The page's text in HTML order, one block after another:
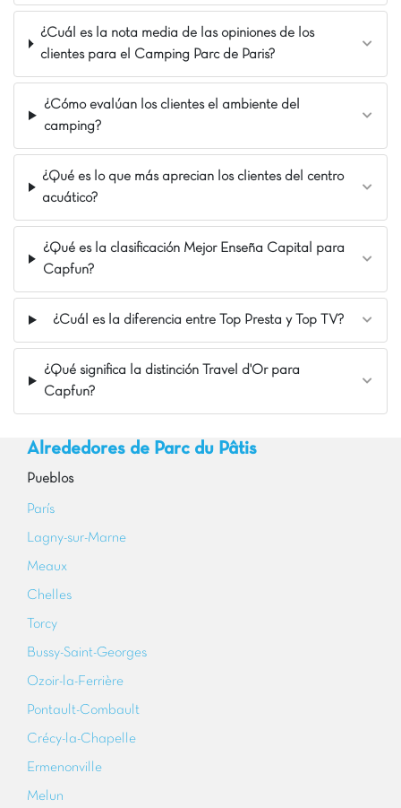
tiene acceso a infraestructuras completas para una
estancia memorable. ¡Venga a vivir una experiencia
única y llena de aventuras en CAPFUN Fredland!
Nuestros Extras
A 35 km de París
A orillas de un lago
¿Cuál es la nota media de las opiniones de los
clientes para el Camping Parc de Paris?
¿Cómo evalúan los clientes el ambiente del
camping?
¿Qué es lo que más aprecian los clientes del centro
acuático?
¿Qué es la clasificación Mejor Enseña Capital para
Capfun?
¿Cuál es la diferencia entre Top Presta y Top TV?
¿Qué significa la distinción Travel d'Or para
Capfun?
Alrededores de Parc du Pâtis
Pueblos
París
Lagny-sur-Marne
Meaux
Chelles
Torcy
Bussy-Saint-Georges
Ozoir-la-Ferrière
Pontault-Combault
Crécy-la-Chapelle
Ermenonville
Melun